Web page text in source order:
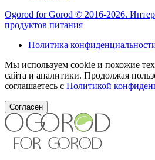
Ogorod for Gorod © 2016-2026.
продуктов питания
Политика
Мы используем cookie и похожие
сайта и аналитики. Продолжая
соглашаетесь с Политикой
Согласен